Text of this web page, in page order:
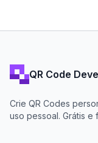
QR Code
Crie QR Codes
uso pessoal. Grátis e